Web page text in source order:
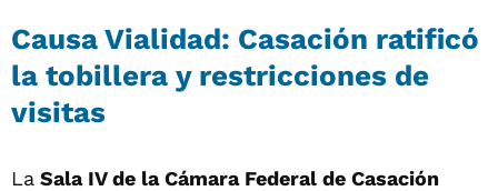
Causa Vialidad: Casación ratificó
la tobillera y restricciones de
visitas
La Sala IV de la Cámara Federal de Casación